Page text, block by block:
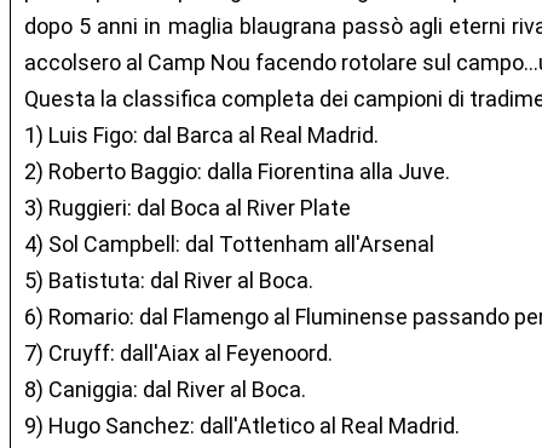
dopo 5 anni in maglia blaugrana passò agli eterni
accolsero al Camp Nou facendo rotolare sul
Questa la classifica completa dei campioni di
1) Luis Figo: dal Barca al Real Madrid.
2) Roberto Baggio: dalla Fiorentina alla Juve.
3) Ruggieri: dal Boca al River Plate
4) Sol Campbell: dal Tottenham all'Arsenal
5) Batistuta: dal River al Boca.
6) Romario: dal Flamengo al Fluminense passando
7) Cruyff: dall'Aiax al Feyenoord.
8) Caniggia: dal River al Boca.
9) Hugo Sanchez: dall'Atletico al Real Madrid.